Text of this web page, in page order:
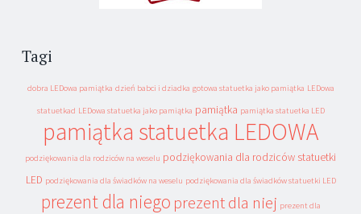
Tagi
dobra LEDowa pamiątka dzień babci i dziadka gotowa statuetka jako pamiątka LEDowa
statuetkad LEDowa statuetka jako pamiątka pamiątka pamiątka statuetka LED
pamiątka statuetka LEDOWA
podziękowania dla rodziców na weselu podziękowania dla rodziców statuetki
LED podziękowania dla świadków na weselu podziękowania dla świadków statuetki LED
prezent dla niego prezent dla niej prezent dla